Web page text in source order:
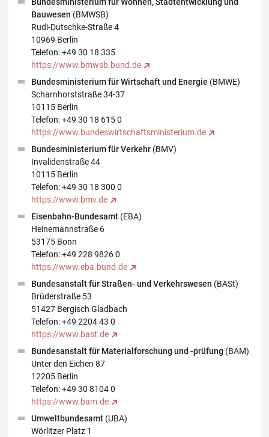
Bauwesen (BMWSB)
Rudi-Dutschke-Straße 4
10969 Berlin
Telefon: +49 30 18 335
https://www.bmwsb.bund.de
Bundesministerium für Wirtschaft und Energie (BMWE)
Scharnhorststraße 34-37
10115 Berlin
Telefon: +49 30 18 615 0
https://www.bundeswirtschaftsministerium.de
Bundesministerium für Verkehr (BMV)
Invalidenstraße 44
10115 Berlin
Telefon: +49 30 18 300 0
https://www.bmv.de
Eisenbahn-Bundesamt(EBA)
Heinemannstraße 6
53175 Bonn
Telefon: +49 228 9826 0
https://www.eba.bund.de
Bundesanstalt für Straßen- und Verkehrswesen (BASt)
Brüderstraße 53
51427 Bergisch Gladbach
Telefon: +49 2204 43 0
https://www.bast.de
Bundesanstalt für Materialforschung und -prüfung (BAM)
Unter den Eichen 87
12205 Berlin
Telefon: +49 30 8104 0
https://www.bam.de
Umweltbundesamt (UBA)
Wörlitzer Platz 1